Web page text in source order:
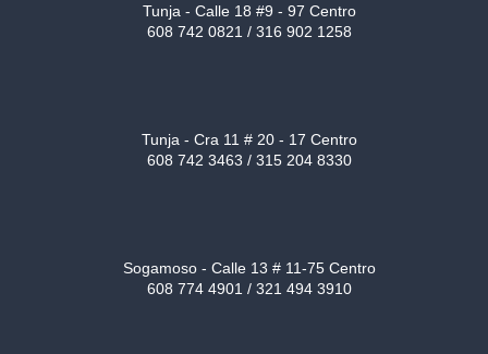
Tunja - Calle 18 #9 - 97 Centro
608 742 0821 / 316 902 1258
Tunja - Cra 11 # 20 - 17 Centro
608 742 3463 / 315 204 8330
Sogamoso - Calle 13 # 11-75 Centro
608 774 4901 / 321 494 3910